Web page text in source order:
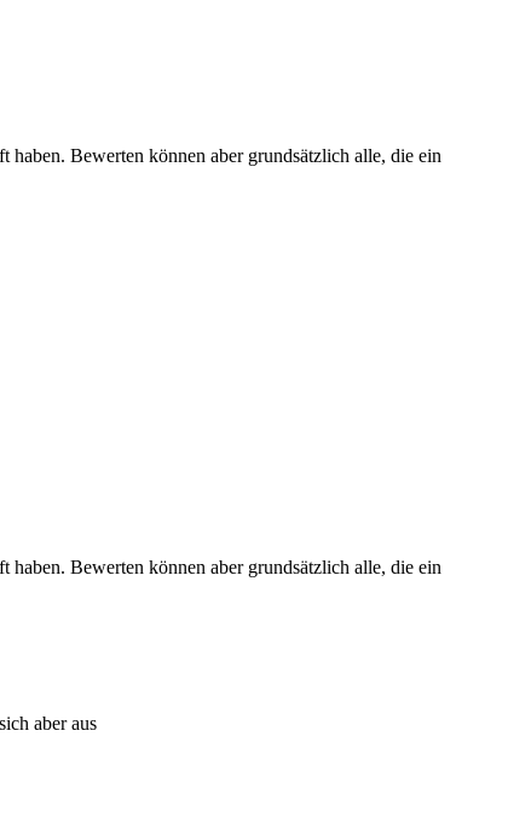
Bewerten können aber grundsätzlich alle, die ein
Bewerten können aber grundsätzlich alle, die ein
aber aus